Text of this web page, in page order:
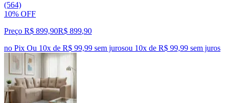
(564)
10% OFF
Preço R$ 899,90R$ 899,90
no Pix Ou 10x de R$ 99,99 sem jurosou 10x de R$ 99,99 sem juros